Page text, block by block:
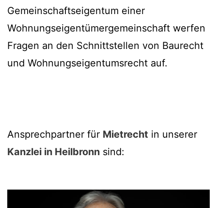
Gemeinschaftseigentum einer
Wohnungseigentümergemeinschaft werfen
Fragen an den Schnittstellen von Baurecht
und Wohnungseigentumsrecht auf.
Ansprechpartner für Mietrecht in unserer
Kanzlei in Heilbronn sind: